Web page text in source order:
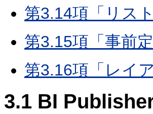
第3.14項「リス
第3.15項「事前
第3.16項「レイ
3.1 BI